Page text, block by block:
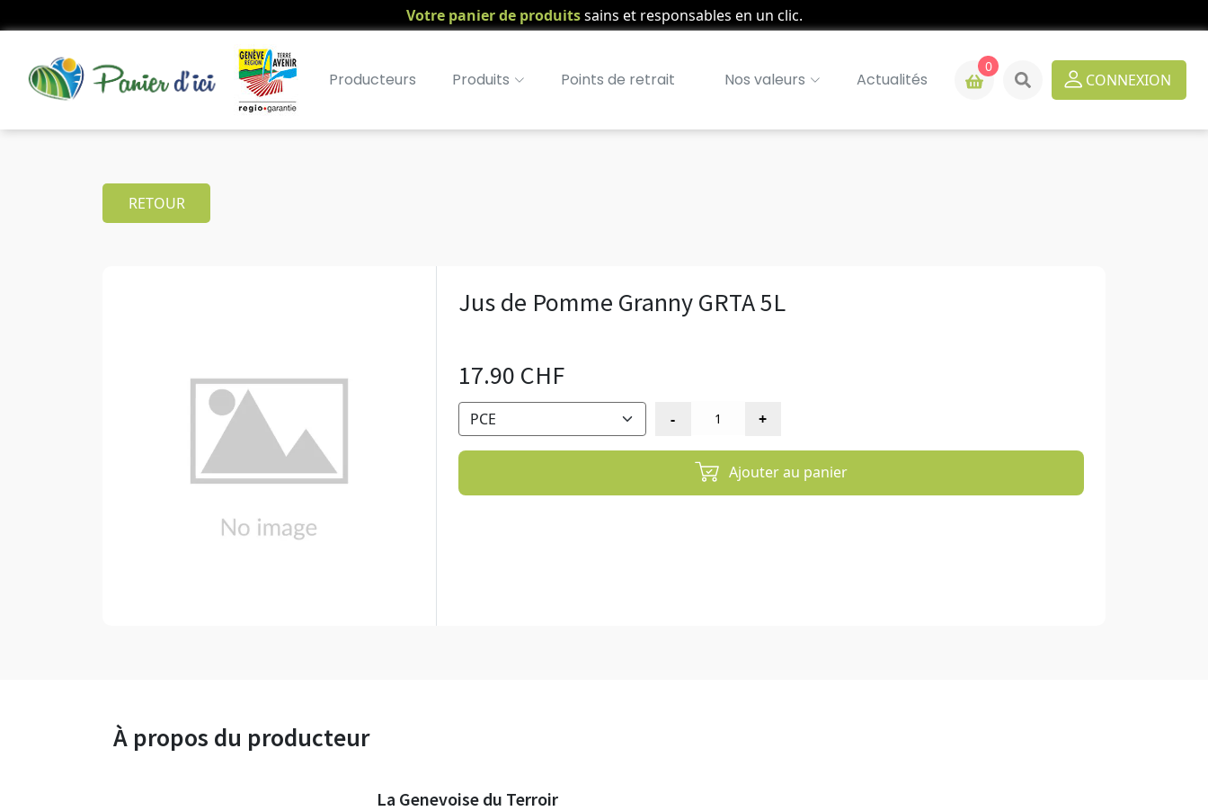
Votre panier de produitssains et responsables en un clic.
Producteurs Produits Points de retrait Nos valeurs Actualités
0
CONNEXION
RETOUR
Jus de Pomme Granny GRTA 5L
17.90 CHF
Ajouter au panier
À propos du producteur
La Genevoise du Terroir